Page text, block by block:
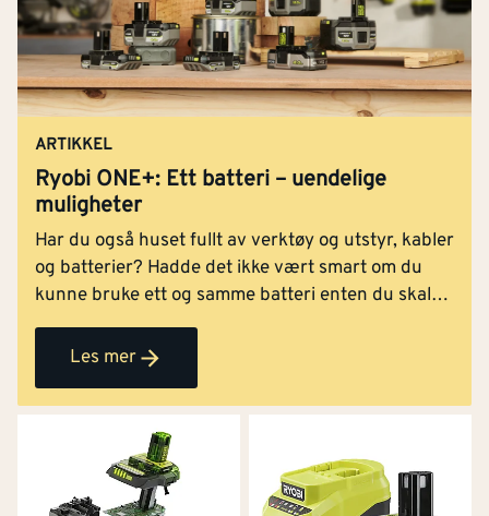
ARTIKKEL
Ryobi ONE+: Ett batteri – uendelige
muligheter
Har du også huset fullt av verktøy og utstyr, kabler
og batterier? Hadde det ikke vært smart om du
kunne bruke ett og samme batteri enten du skal
drille, støvsuge eller klippe hekken? Her er en
oversikt over mulighetene til ONE+serien til Ryobi.
Les mer